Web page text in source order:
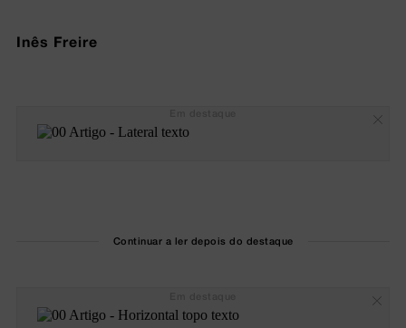
Inês Freire
Continuar a ler depois do destaque